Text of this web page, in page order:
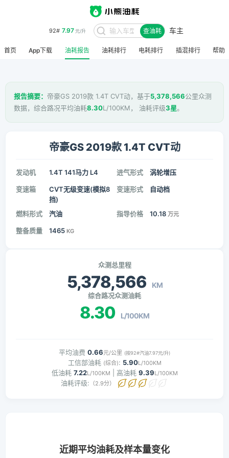
92# 7.97元/升 查油耗 车主
首页 App下载 油耗报告 油耗排行 电耗排行 插混排行 帮助
报告摘要： 帝豪GS 2019款 1.4T CVT动，基于5,378,566公里众测
数据，综合路况平均油耗8.30L/100KM， 油耗评级3星。
帝豪GS 2019款 1.4T CVT动
发动机 1.4T 141马力 L4 进气形式 涡轮增压
变速箱
CVT无级变速(模拟8
挡)
变速形式 自动档
燃料形式 汽油 指导价格 10.18 万元
整备质量 1465 KG
众测总里程
5,378,566 KM
综合路况众测油耗
8.30 L/100KM
平均油费 0.66元/公里 (按92#汽油7.97元/升)
工信部油耗 (综合): 5.90L/100KM
低油耗 7.22L/100KM | 高油耗 9.39L/100KM
油耗评级: （2.9分）